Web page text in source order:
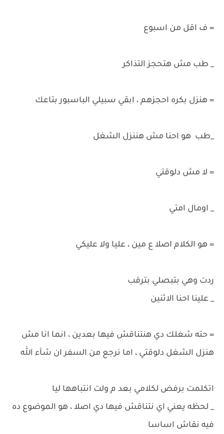
= ف اقل من اسبوع
_ طب مش هتحجز التذاكر
= هنزل بكره احجزهم ، ابقي سبيلي الباسبور بتاعك
_طب هو احنا مش هننزل الشغل
= لا مش دلوقتي
_ اومال امتي
= هو الكلام اصلا ع مين ، عليا ولا عليكي
ردت وهي بتبصلي بترقب
_ علينا احنا الاثنين
= حته شغلك دي هنتناقش فيها بعدين ، انما انا مش
هنزل الشغل دلوقتي ، اما نرجع من السفر ان شآء الله
اتكلمت برفض لكلامي بعد م ولت انتباهها ليا
_ لحظه يعني اي نتناقش فيها دي اصلا ، هو الموضوع ده
فيه نقاش اساسا